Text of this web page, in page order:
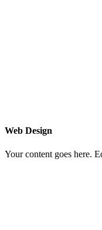
Web Design
Your content goes here.